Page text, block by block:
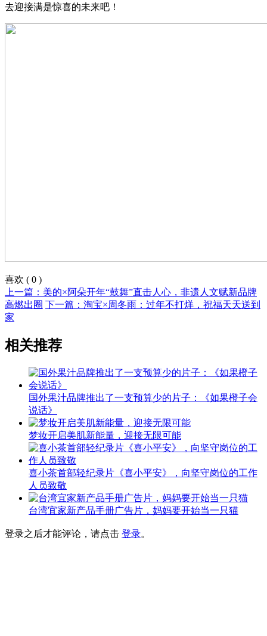
去迎接满是惊喜的未来吧！
喜欢 ( 0 )
上一篇：美的×阿朵开年“鼓舞”直击人心，非遗人文赋新品牌
高燃出圈 下一篇：淘宝×周冬雨：过年不打烊，祝福天天送到
家
相关推荐
国外果汁品牌推出了一支预算少的片子：《如果橙子会
说话》
梦妆开启美肌新能量，迎接无限可能
喜小茶首部轻纪录片《喜小平安》，向坚守岗位的工作
人员致敬
台湾宜家新产品手册广告片，妈妈要开始当一只猫
登录之后才能评论，请点击 登录。